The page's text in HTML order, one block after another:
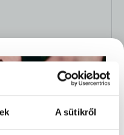
A sütikről